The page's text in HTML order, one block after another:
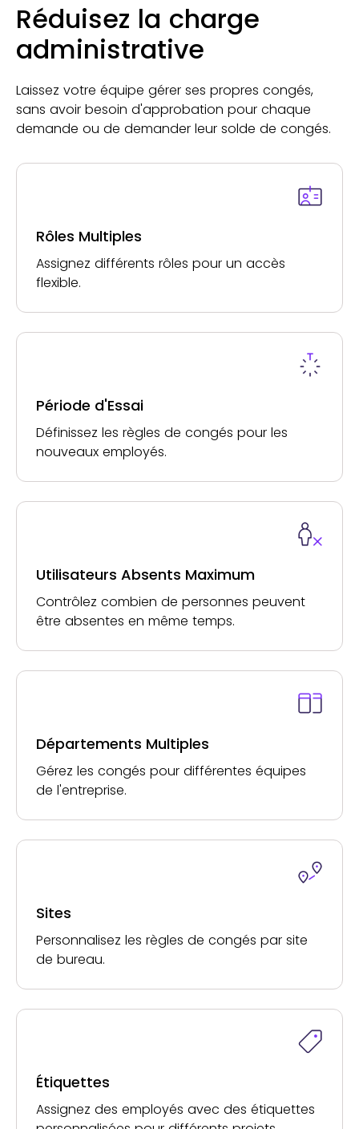
Réduisez la charge
administrative
Laissez votre équipe gérer ses propres congés,
sans avoir besoin d'approbation pour chaque
demande ou de demander leur solde de congés.
Rôles Multiples
Assignez différents rôles pour un accès
flexible.
Période d'Essai
Définissez les règles de congés pour les
nouveaux employés.
Utilisateurs Absents Maximum
Contrôlez combien de personnes peuvent
être absentes en même temps.
Départements Multiples
Gérez les congés pour différentes équipes
de l'entreprise.
Sites
Personnalisez les règles de congés par site
de bureau.
Étiquettes
Assignez des employés avec des étiquettes